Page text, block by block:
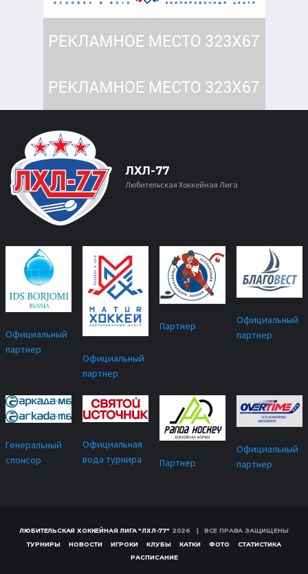
ЛХЛ-77
Любительская Хоккейная Лига
Официальный
партнер
Официальный
партнер
Партнер
Официальный
партнер
Генеральный
спонсор
Официальная
вода турнира
Партнер
Официальный
партнер
ЛЮБИТЕЛЬСКАЯ ХОККЕЙНАЯ ЛИГА "ЛХЛ-77"2026 | ВСЕ ПРАВА ЗАЩИЩЕНЫ
ТУРНИРЫ
НОВОСТИ ИГРОКИ КЛУБЫ КАТКИ ФОТО
СТАТИСТИКА
РАСПИСАНИЕ